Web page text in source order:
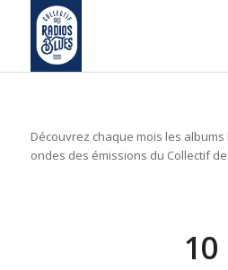
Découvrez chaque mois les
ondes des émissions du Collectif
10